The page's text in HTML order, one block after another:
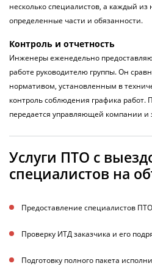
несколько специалистов, а каждый из
определенные части и обязанности.
Контроль и отчетность
Инженеры еженедельно
работе руководителю группы. Он
нормативом, установленным в
контроль соблюдения графика работ.
передается управляющей компании и
Услуги ПТО с
специалистов на
Предоставление специалистов
Проверку ИТД заказчика и его
Подготовку полного пакета